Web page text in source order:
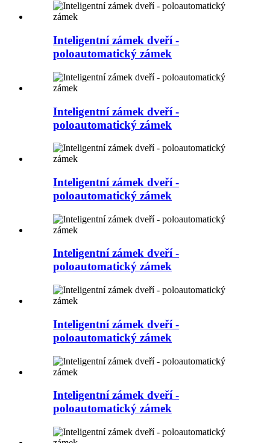
Inteligentní zámek dveří -
poloautomatický zámek
Inteligentní zámek dveří -
poloautomatický zámek
Inteligentní zámek dveří -
poloautomatický zámek
Inteligentní zámek dveří -
poloautomatický zámek
Inteligentní zámek dveří -
poloautomatický zámek
Inteligentní zámek dveří -
poloautomatický zámek